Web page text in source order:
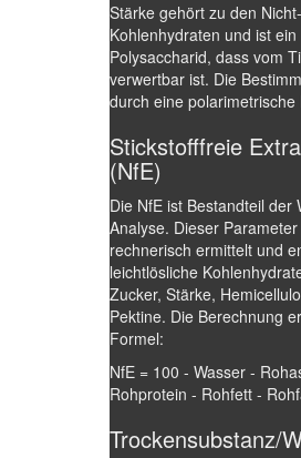
Stärke gehört zu den
Kohlenhydraten und ist ein
Polysaccharid, dass vom
verwertbar ist. Die
durch eine polarimetrische
Stickstofffreie
(NfE)
Die NfE ist Bestandteil der
Analyse. Dieser Parameter
rechnerisch ermittelt und
leichtlösliche
Zucker, Stärke,
Pektine. Die Berechnung
Formel:
NfE = 100 - Wasser -
Rohprotein - Rohfett -
Trockensubstanz/